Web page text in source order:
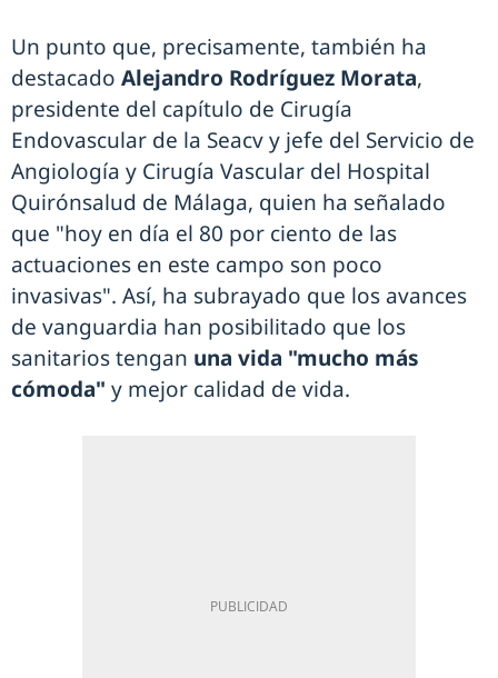
Un punto que, precisamente, también ha
destacado Alejandro Rodríguez Morata,
presidente del capítulo de Cirugía
Endovascular de la Seacv y jefe del Servicio de
Angiología y Cirugía Vascular del Hospital
Quirónsalud de Málaga, quien ha señalado
que "hoy en día el 80 por ciento de las
actuaciones en este campo son poco
invasivas". Así, ha subrayado que los avances
de vanguardia han posibilitado que los
sanitarios tengan una vida "mucho más
cómoda" y mejor calidad de vida.